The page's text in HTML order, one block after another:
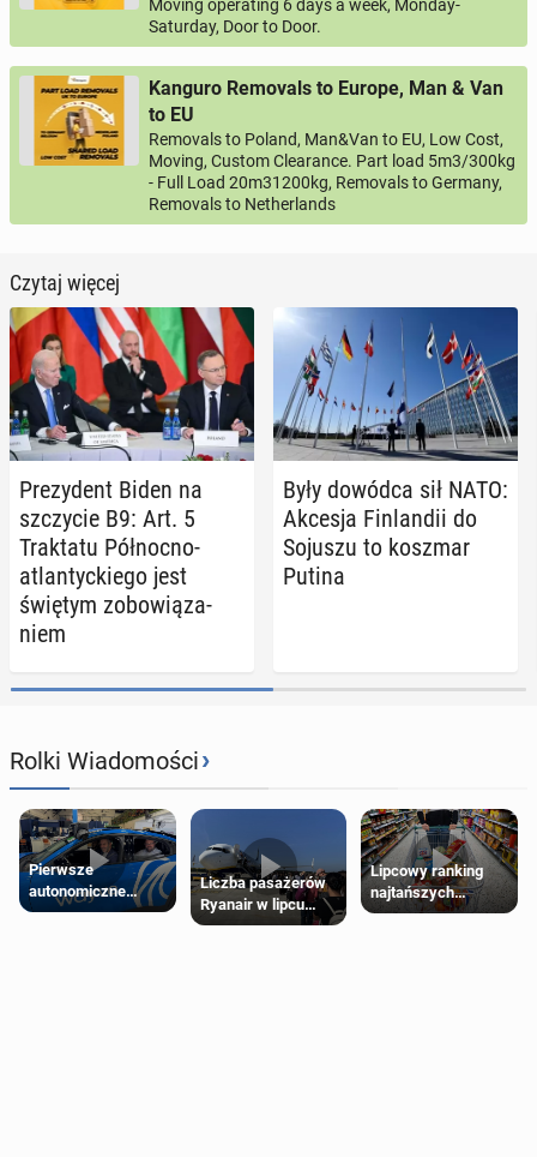
Moving operating 6 days a week, Monday-
Saturday, Door to Door.
Kanguro Removals to Europe, Man & Van
to EU
Removals to Poland, Man&Van to EU, Low Cost,
Moving, Custom Clearance. Part load 5m3/300kg
- Full Load 20m31200kg, Removals to Germany,
Removals to Netherlands
Czytaj więcej
Pre­zy­dent Biden na
szczy­cie B9: Art. 5
Trak­ta­tu Pół­noc­no­
atlan­tyc­kie­go jest
świętym zo­bo­wią­za­
niem
Były dowódca sił NATO:
Akcesja Fin­lan­dii do
Sojuszu to koszmar
Putina
Rolki Wiadomości›
Pierwsze
autonomiczne
Ubery pojawią się
Liczba pasażerów
Ryanair w lipcu
pobiła rekord
Lipcowy ranking
najtańszych
supermarketów